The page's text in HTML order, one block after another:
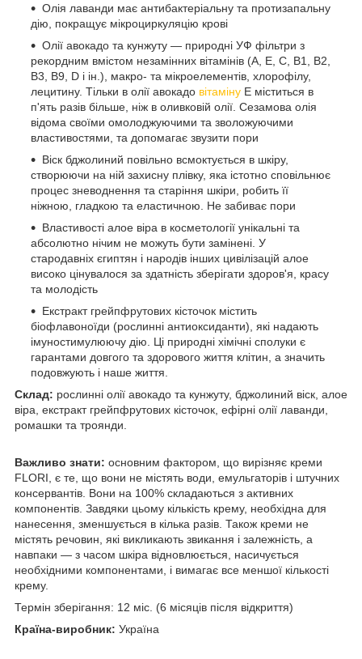
Олія лаванди має антибактеріальну та протизапальну
дію, покращує мікроциркуляцію крові
Олії авокадо та кунжуту — природні УФ фільтри з
рекордним вмістом незамінних вітамінів (А, Е, С, В1, В2,
В3, В9, D і ін.), макро- та мікроелементів, хлорофілу,
лецитину. Тільки в олії авокадо вітаміну Е міститься в
п'ять разів більше, ніж в оливковій олії. Сезамова олія
відома своїми омолоджуючими та зволожуючими
властивостями, та допомагає звузити пори
Віск бджолиний повільно всмоктується в шкіру,
створюючи на ній захисну плівку, яка істотно сповільнює
процес зневоднення та старіння шкіри, робить її
ніжною, гладкою та еластичною. Не забиває пори
Властивості алое віра в косметології унікальні та
абсолютно нічим не можуть бути замінені. У
стародавніх єгиптян і народів інших цивілізацій алое
високо цінувалося за здатність зберігати здоров'я, красу
та молодість
Екстракт грейпфрутових кісточок містить
біофлавоноїди (рослинні антиоксиданти), які надають
імуностимулюючу дію. Ці природні хімічні сполуки є
гарантами довгого та здорового життя клітин, а значить
подовжують і наше життя.
Склад: рослинні олії авокадо та кунжуту, бджолиний віск, алое
віра, екстракт грейпфрутових кісточок, ефірні олії лаванди,
ромашки та троянди.
Важливо знати: основним фактором, що вирізняє креми
FLORI, є те, що вони не містять води, емульгаторів і штучних
консервантів. Вони на 100% складаються з активних
компонентів. Завдяки цьому кількість крему, необхідна для
нанесення, зменшується в кілька разів. Також креми не
містять речовин, які викликають звикання і залежність, а
навпаки — з часом шкіра відновлюється, насичується
необхідними компонентами, і вимагає все меншої кількості
крему.
Термін зберігання: 12 міс. (6 місяців після відкриття)
Країна-виробник: Україна